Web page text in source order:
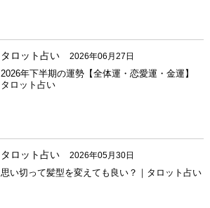
タロット占い 2026年06月27日
2026年下半期の運勢【全体運・恋愛運・金運】
タロット占い
タロット占い 2026年05月30日
思い切って髪型を変えても良い？｜タロット占い